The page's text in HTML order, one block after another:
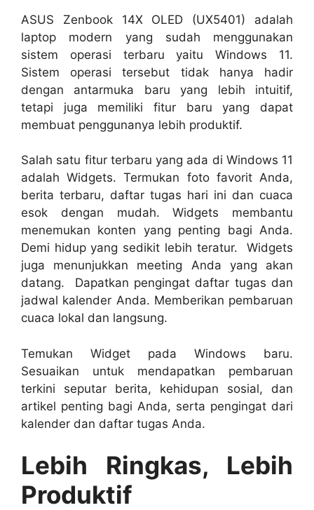
ASUS Zenbook 14X OLED (UX5401) adalah
laptop modern yang sudah menggunakan
sistem operasi terbaru yaitu Windows 11.
Sistem operasi tersebut tidak hanya hadir
dengan antarmuka baru yang lebih intuitif,
tetapi juga memiliki fitur baru yang dapat
membuat penggunanya lebih produktif.
Salah satu fitur terbaru yang ada di Windows 11
adalah Widgets. Termukan foto favorit Anda,
berita terbaru, daftar tugas hari ini dan cuaca
esok dengan mudah. Widgets membantu
menemukan konten yang penting bagi Anda.
Demi hidup yang sedikit lebih teratur. Widgets
juga menunjukkan meeting Anda yang akan
datang. Dapatkan pengingat daftar tugas dan
jadwal kalender Anda. Memberikan pembaruan
cuaca lokal dan langsung.
Temukan Widget pada Windows baru.
Sesuaikan untuk mendapatkan pembaruan
terkini seputar berita, kehidupan sosial, dan
artikel penting bagi Anda, serta pengingat dari
kalender dan daftar tugas Anda.
Lebih Ringkas, Lebih
Produktif